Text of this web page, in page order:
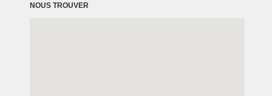
NOUS TROUVER